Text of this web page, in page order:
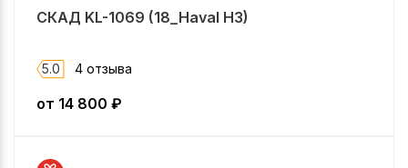
СКАД KL-1069 (18_Haval H3)
5.0 4 отзыва
от 14 800 ₽